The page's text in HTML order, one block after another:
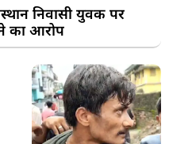
निवासी युवक पर
का आरोप